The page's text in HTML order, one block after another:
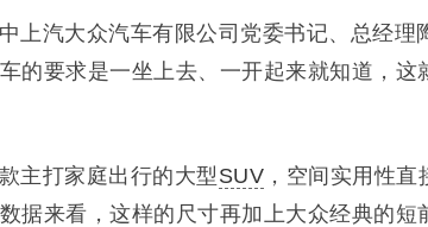
上汽大众汽车有限公司党委书记、总经
的要求是一坐上去、一开起来就知道，这
主打家庭出行的大型 SUV ，空间实用性
据来看，这样的尺寸再加上大众经典的短